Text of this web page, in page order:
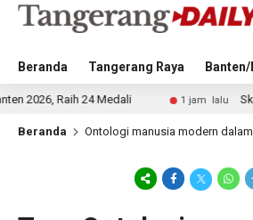
Beranda Tangerang Raya
Raih 24 Medali 1 jam lalu Skuad
Beranda Ontologi manusia modern